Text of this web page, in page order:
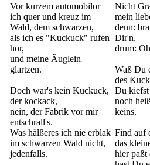
Vor kurzem automobilor
ich quer und kreuz im
Wald, dem schwarzen,
als ich es "Kuckuck" rufen
hor,
und meine Äuglein
glartzen.
Doch war's kein Kuckuck,
der kockack,
nein, der Fabrik vor mir
entschrall's.
Was hälßeres ich nie erblak
im schwarzen Wald nicht,
jedenfalls.
Nicht
mein
denn:
Dir'n,
drum:
Waß Du
des
Du kiefst
noch
keins.
Find auf
das
hier paßt